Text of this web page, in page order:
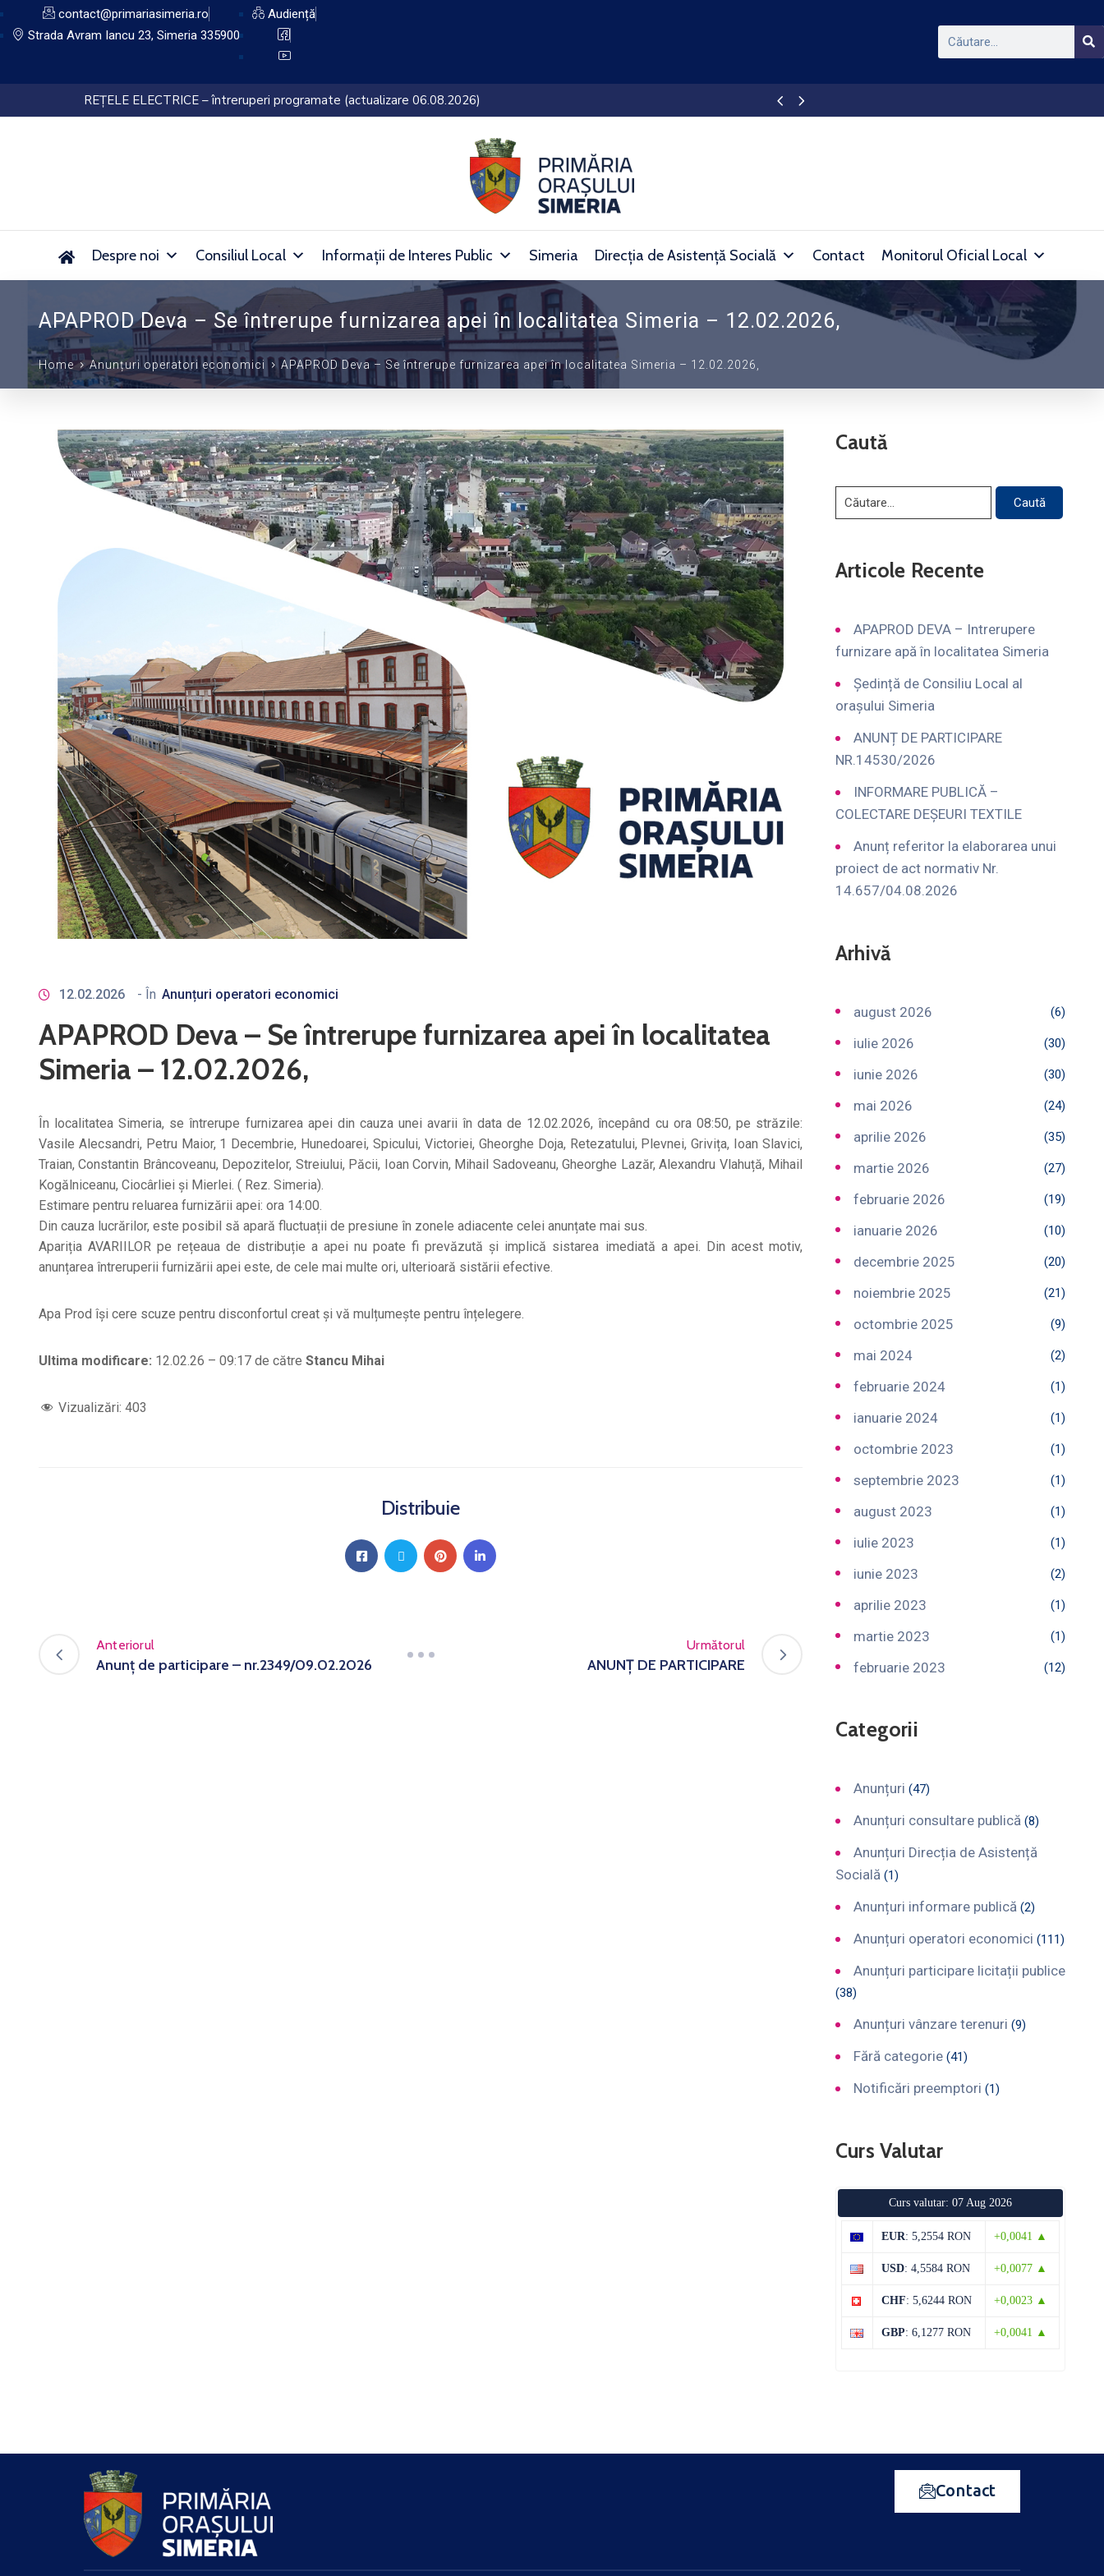
contact@primariasimeria.ro
Strada Avram Iancu 23, Simeria 335900
Audiență
Lucrări de dezinsecție pe domeniul public al Orașului Simeria (27.07.2026 – 05.08.2026)
Despre noi Consiliul Local Informații de Interes Public Simeria Direcția de Asistență Socială Contact Monitorul Oficial Local
APAPROD Deva – Se întrerupe furnizarea apei în localitatea Simeria – 12.02.2026,
Home Anunțuri operatori economici APAPROD Deva – Se întrerupe furnizarea apei în localitatea Simeria – 12.02.2026,
12.02.2026 - În Anunțuri operatori economici
APAPROD Deva – Se întrerupe furnizarea apei în localitatea
Simeria – 12.02.2026,
În localitatea Simeria, se întrerupe furnizarea apei din cauza unei avarii în data de 12.02.2026, începând cu ora 08:50, pe străzile:
Vasile Alecsandri, Petru Maior, 1 Decembrie, Hunedoarei, Spicului, Victoriei, Gheorghe Doja, Retezatului, Plevnei, Grivița, Ioan Slavici,
Traian, Constantin Brâncoveanu, Depozitelor, Streiului, Păcii, Ioan Corvin, Mihail Sadoveanu, Gheorghe Lazăr, Alexandru Vlahuță, Mihail
Kogălniceanu, Ciocârliei și Mierlei. ( Rez. Simeria).
Estimare pentru reluarea furnizării apei: ora 14:00.
Din cauza lucrărilor, este posibil să apară fluctuații de presiune în zonele adiacente celei anunțate mai sus.
Apariția AVARIILOR pe rețeaua de distribuție a apei nu poate fi prevăzută și implică sistarea imediată a apei. Din acest motiv,
anunțarea întreruperii furnizării apei este, de cele mai multe ori, ulterioară sistării efective.
Apa Prod își cere scuze pentru disconfortul creat și vă mulțumește pentru înțelegere.
Ultima modificare: 12.02.26 – 09:17 de către Stancu Mihai
Vizualizări: 403
Distribuie
Anteriorul
Anunț de participare – nr.2349/09.02.2026
Următorul
ANUNȚ DE PARTICIPARE
Caută
Articole Recente
APAPROD DEVA – Intrerupere
furnizare apă în localitatea Simeria
Ședință de Consiliu Local al
orașului Simeria
ANUNȚ DE PARTICIPARE
NR.14530/2026
INFORMARE PUBLICĂ –
COLECTARE DEȘEURI TEXTILE
Anunț referitor la elaborarea unui
proiect de act normativ Nr.
14.657/04.08.2026
Arhivă
august 2026 (6)
iulie 2026 (30)
iunie 2026 (30)
mai 2026 (24)
aprilie 2026 (35)
martie 2026 (27)
februarie 2026 (19)
ianuarie 2026 (10)
decembrie 2025 (20)
noiembrie 2025 (21)
octombrie 2025 (9)
mai 2024 (2)
februarie 2024 (1)
ianuarie 2024 (1)
octombrie 2023 (1)
septembrie 2023 (1)
august 2023 (1)
iulie 2023 (1)
iunie 2023 (2)
aprilie 2023 (1)
martie 2023 (1)
februarie 2023 (12)
Categorii
Anunțuri (47)
Anunțuri consultare publică (8)
Anunțuri Direcția de Asistență
Socială (1)
Anunțuri informare publică (2)
Anunțuri operatori economici (111)
Anunțuri participare licitații publice
(38)
Anunțuri vânzare terenuri (9)
Fără categorie (41)
Notificări preemptori (1)
Curs Valutar
Curs valutar: 07 Aug 2026
EUR: 5,2554 RON +0,0041 ▲
USD: 4,5584 RON +0,0077 ▲
CHF: 5,6244 RON +0,0023 ▲
GBP: 6,1277 RON +0,0041 ▲
Contact